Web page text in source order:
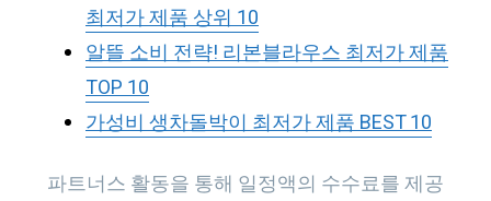
최저가 제품 상위 10
알뜰 소비 전략! 리본블라우스 최저가 제품
TOP 10
가성비 생차돌박이 최저가 제품 BEST 10
파트너스 활동을 통해 일정액의 수수료를 제공